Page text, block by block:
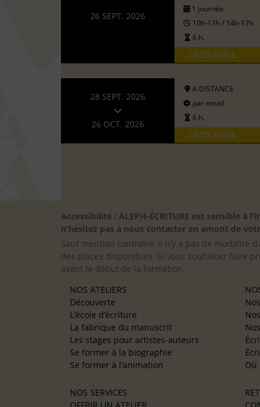
26 SEPT. 2026
1 journée
10h-13h / 14h-17h
6 h.
DÉCOUVERTE
28 SEPT. 2026
26 OCT. 2026
A DISTANCE
par email
6 h.
DÉCOUVERTE
Accessibilité : ALEPH-ÉCRITURE est sensible
n’hésitez pas à nous contacter en amont de
Sauf mention contraire, il n’y a pas de modalité
des places disponibles. Si vous souhaitez faire
avant le début de la formation.
NOS ATELIERS
Découverte
L’école d’écriture
La fabrique du manuscrit
Les stages pour artistes-auteurs
Se former à la biographie
Se former à l’animation
NOS SERVICES
Où